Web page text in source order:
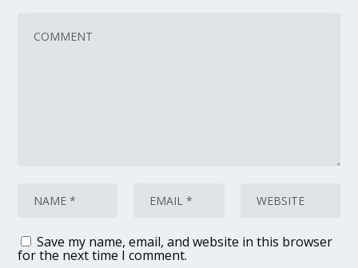
Save my name, email, and website in this browser
for the next time I comment.